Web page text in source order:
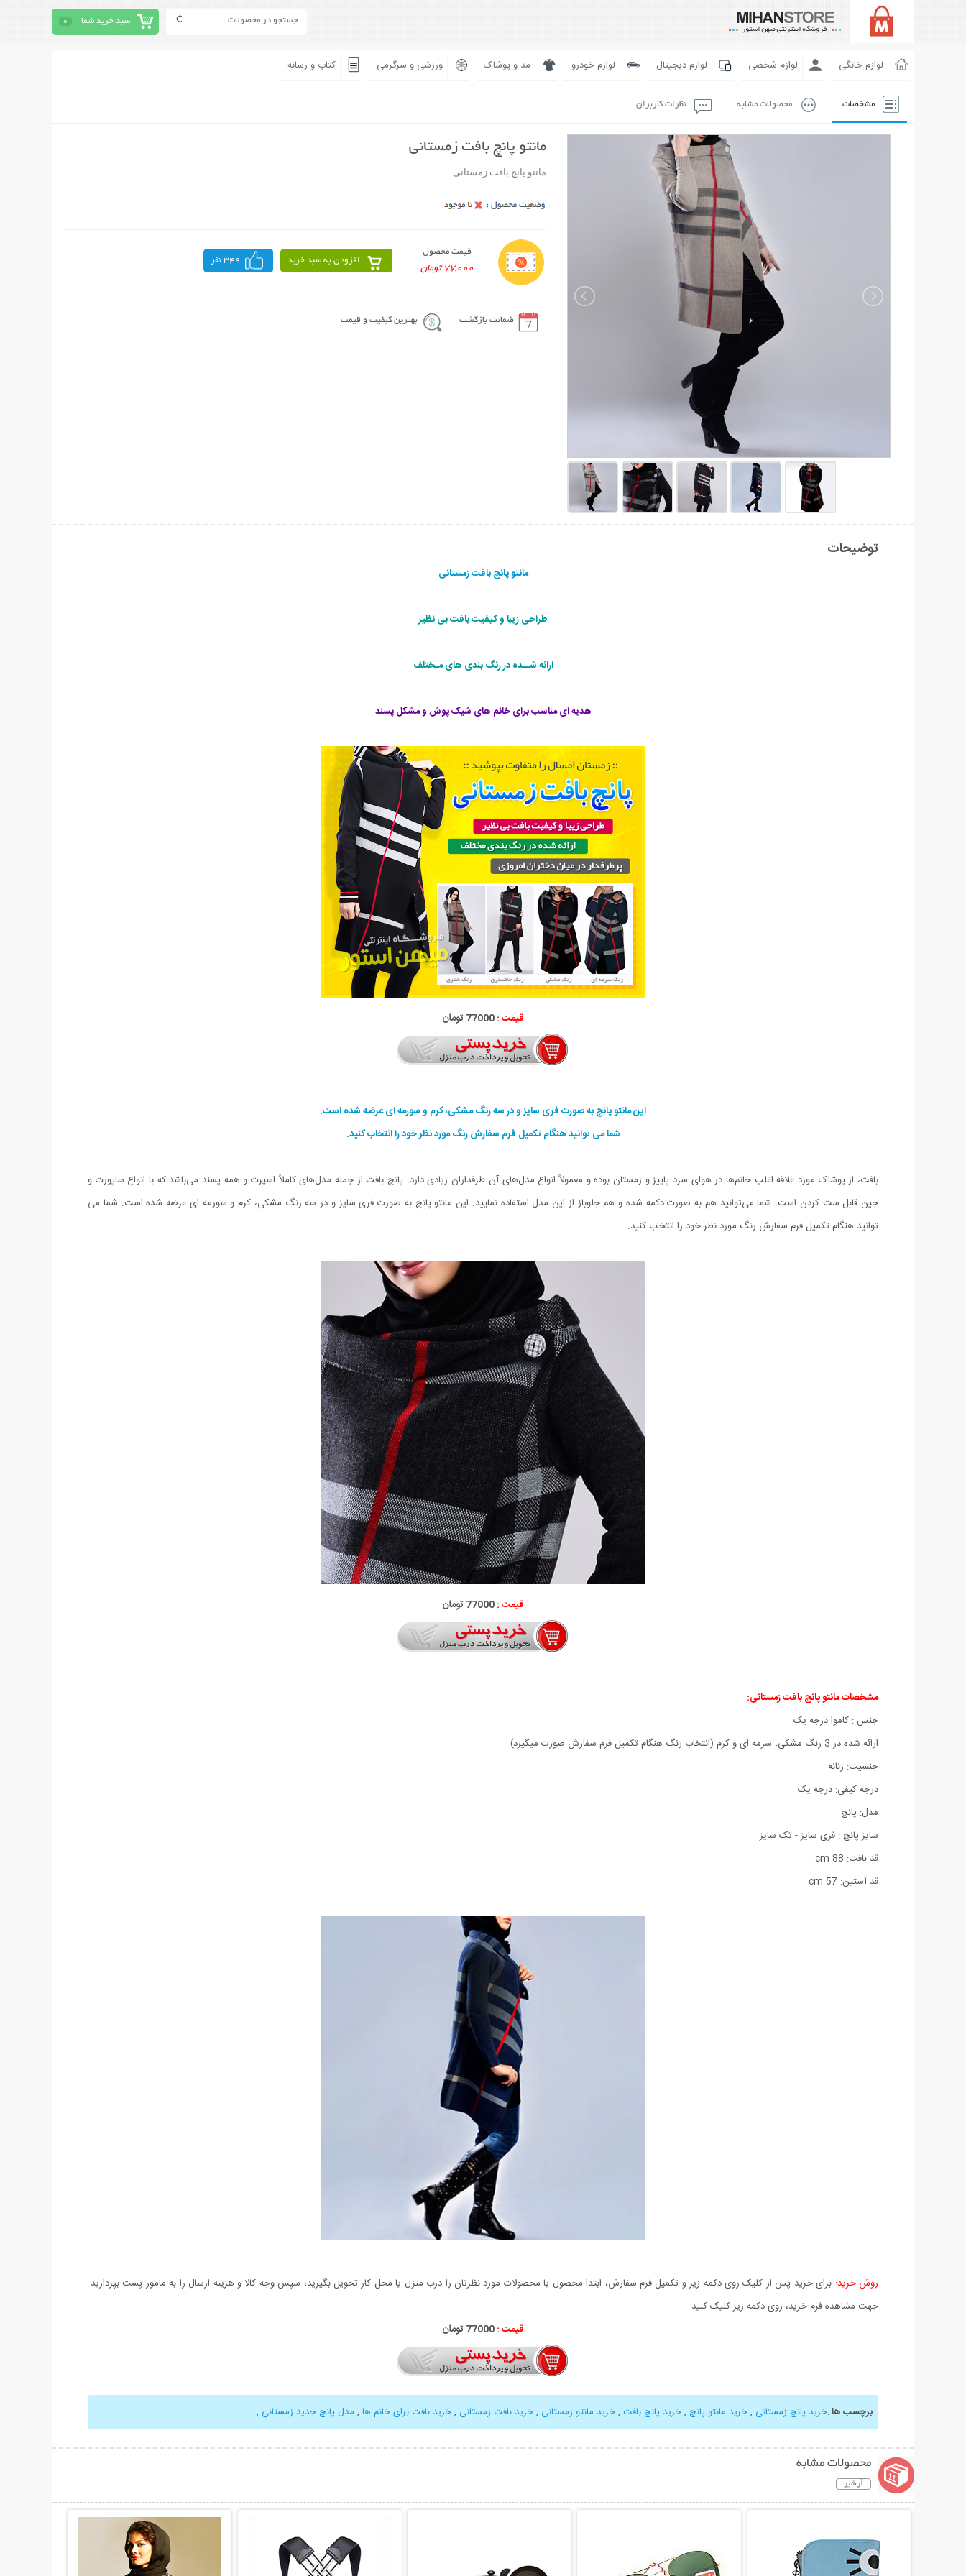
سبد خرید شما 0
لوازم خانگی لوازم شخصی لوازم دیجیتال لوازم خودرو مد و پوشاک ورزشی و سرگرمی کتاب و رسانه
مشخصات محصولات مشابه نظرات کاربران
مانتو پانچ بافت زمستانی
مانتو پانچ بافت زمستانی
قیمت محصول
77,000 تومان
افزودن به سبد خرید 349 نفر
ضمانت بازگشت بهترین کیفیت و قیمت
توضیحات
مانتو پانچ بافت زمستانی
طراحی زیبا و کیفیت بافت بی نظیر
ارائه شــده در رنگ بندی های مـختلف
هدیه ای مناسب برای خانم های شیک پوش و مشکل پسند
قیمت :77000 تومان
این مانتو پانچ به صورت فری سایز و در سه رنگ مشکی، کرم و سورمه ای عرضه شده است.
شما می توانید هنگام تکمیل فرم سفارش رنگ مورد نظر خود را انتخاب کنید.
بافت، از پوشاک مورد علاقه اغلب خانم‌ها در هوای سرد پاییز و زمستان بوده و معمولاً انواع مدل‌های آن طرفداران زیادی دارد. پانچ بافت از جمله مدل‌های کاملاً اسپرت و همه پسند می‌باشد که با انواع ساپورت و
جین قابل ست کردن است. شما می‌توانید هم به صورت دکمه شده و هم جلوباز از این مدل استفاده نمایید. این مانتو پانچ به صورت فری سایز و در سه رنگ مشکی، کرم و سورمه ای عرضه شده است. شما می
توانید هنگام تکمیل فرم سفارش رنگ مورد نظر خود را انتخاب کنید.
قیمت :77000 تومان
مشخصات مانتو پانچ بافت زمستانی:
جنس : کاموا درجه یک
ارائه شده در 3 رنگ مشکی، سرمه ای و کرم (انتخاب رنگ هنگام تکمیل فرم سفارش صورت میگیرد)
جنسیت: زنانه
درجه کیفی: درجه یک
مدل: پانچ
سایز پانچ : فری سایز - تک سایز
قد بافت: 88 cm
قد آستین: 57 cm
روش خرید: برای خرید پس از کلیک روی دکمه زیر و تکمیل فرم سفارش، ابتدا محصول یا محصولات مورد نظرتان را درب منزل یا محل کار تحویل بگیرید، سپس وجه کالا و هزینه ارسال را به مامور پست بپردازید.
جهت مشاهده فرم خرید، روی دکمه زیر کلیک کنید.
قیمت :77000 تومان
برچسب ها:خرید پانچ زمستانی ,خرید مانتو پانچ ,خرید پانچ بافت ,خرید مانتو زمستانی ,خرید بافت زمستانی ,خرید بافت برای خانم ها , مدل پانچ جدید زمستانی ,
محصولات مشابه
آرشیو